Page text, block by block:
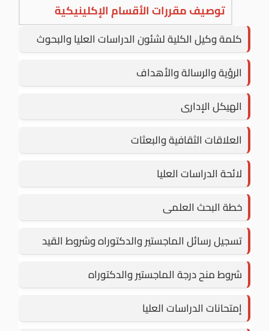
توصيف مقررات الأقسام الإكلينيكية
كلمة وكيل الكلية لشئون الدراسات العليا والبحوث
الرؤية والرسالة والأهداف
الهيكل الإدارى
العلاقات الثقافية والبعثات
لائحة الدراسات العليا
خطة البحث العلمى
تسجيل رسائل الماجستير والدكتوراه وشروط القيد
شروط منح درجة الماجستير والدكتوراه
إمتحانات الدراسات العليا